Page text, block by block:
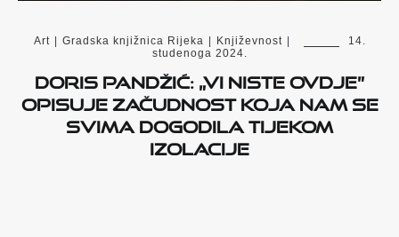
Art Gradska knjižnica Rijeka Književnost
14.
studenoga 2024.
Doris Pandžić: „Vi niste ovdje”
opisuje začudnost koja nam se
svima dogodila tijekom
izolacije